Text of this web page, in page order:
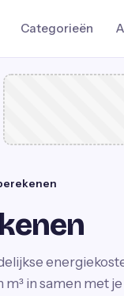
Categorieën
in samen met